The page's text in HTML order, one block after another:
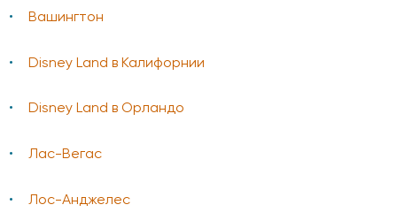
Вашингтон
Disney Land в Калифорнии
Disney Land в Орландо
Лас-Вегас
Лос-Анджелес